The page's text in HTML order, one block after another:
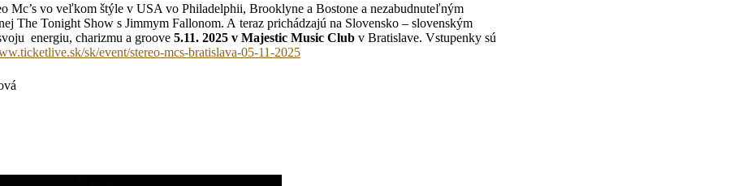
Mc’s vo veľkom štýle v USA vo Philadelphii, Brooklyne a Bostone a nezabudnuteľným
The Tonight Show s Jimmym Fallonom. A teraz prichádzajú na Slovensko – slovenským
energiu, charizmu a groove 5.11. 2025 v Majestic Music Club v Bratislave. Vstupenky sú
sk/event/stereo-mcs-bratislava-05-11-2025